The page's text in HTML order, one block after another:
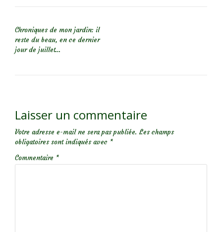
Chroniques de mon jardin: il
reste du beau, en ce dernier
jour de juillet…
Laisser un commentaire
Votre adresse e-mail ne sera pas publiée. Les champs
obligatoires sont indiqués avec *
Commentaire *